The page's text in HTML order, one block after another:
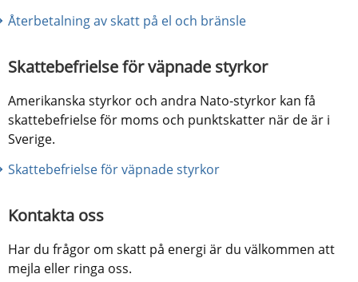
Återbetalning av skatt på el och bränsle
Skattebefrielse för väpnade styrkor
Amerikanska styrkor och andra Nato-styrkor kan få
skattebefrielse för moms och punktskatter när de är i
Sverige.
Skattebefrielse för väpnade styrkor
Kontakta oss
Har du frågor om skatt på energi är du välkommen att
mejla eller ringa oss.